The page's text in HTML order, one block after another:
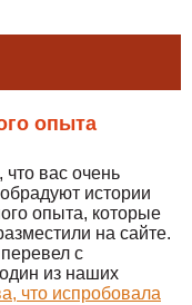
опыта
вас очень
истории
опыта, которые
на сайте.
с
из наших
что испробовала